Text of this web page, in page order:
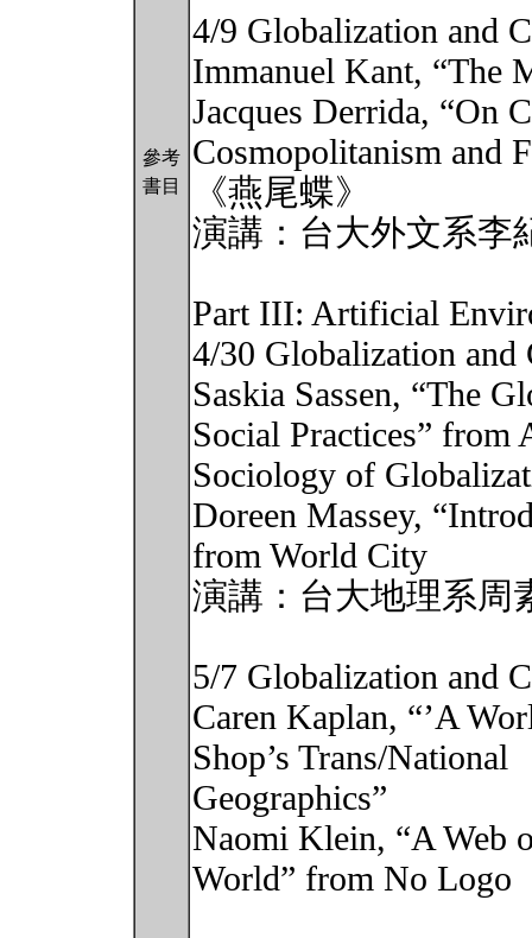
參考
書目
4/9 Globalization and
Immanuel Kant, “The
Jacques Derrida, “On
Cosmopolitanism and
《燕尾蝶》
演講：台大外文系李
Part III: Artificial
4/30 Globalization and
Saskia Sassen, “The
Social Practices” from
Sociology of
Doreen Massey,
from World City
演講：台大地理系周
5/7 Globalization and
Caren Kaplan, “’A
Shop’s Trans/National
Geographics”
Naomi Klein, “A Web
World” from No Logo